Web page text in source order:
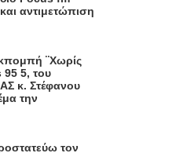
αντιμετώπιση
¨Χωρίς
5, του
κ. Στέφανου
την
τον